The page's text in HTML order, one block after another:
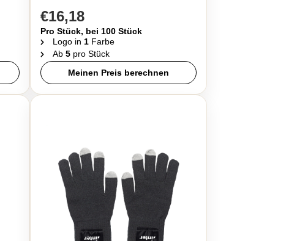
€16,18
Pro Stück, bei 100 Stück
Logo in 1Farbe
Ab 5pro Stück
Meinen Preis berechnen